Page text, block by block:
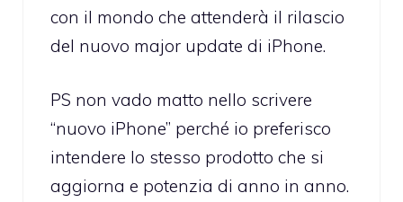
con il mondo che attenderà il rilascio
del nuovo major update di iPhone.
PS non vado matto nello scrivere
“nuovo iPhone” perché io preferisco
intendere lo stesso prodotto che si
aggiorna e potenzia di anno in anno.